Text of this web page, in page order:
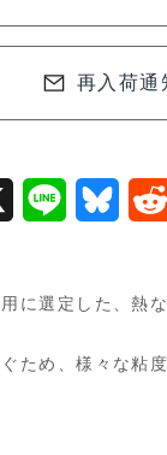
再入荷通
X B
s
に選定した、熱
ため、様々な粘